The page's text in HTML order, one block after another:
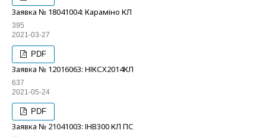
Заявка № 18041004: Караміно КЛ
395
2021-03-27
PDF
Заявка № 12016063: НІКСХ2014КЛ
637
2021-05-24
PDF
Заявка № 21041003: ІНВ300 КЛ ПС